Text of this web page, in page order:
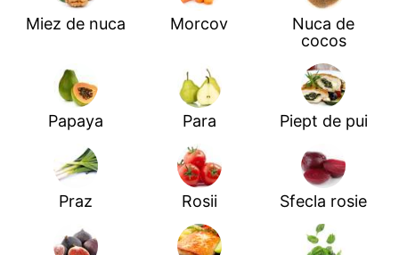
Miez de nuca Morcov
Nuca de
cocos
Papaya Para Piept de pui
Praz Rosii Sfecla rosie